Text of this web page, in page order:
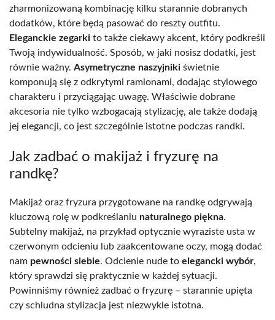
zharmonizowaną kombinację kilku starannie dobranych
dodatków, które będą pasować do reszty outfitu.
Eleganckie zegarki to także ciekawy akcent, który podkreśli
Twoją indywidualność. Sposób, w jaki nosisz dodatki, jest
równie ważny. Asymetryczne naszyjniki świetnie
komponują się z odkrytymi ramionami, dodając stylowego
charakteru i przyciągając uwagę. Właściwie dobrane
akcesoria nie tylko wzbogacają stylizację, ale także dodają
jej elegancji, co jest szczególnie istotne podczas randki.
Jak zadbać o makijaż i fryzurę na
randkę?
Makijaż oraz fryzura przygotowane na randkę odgrywają
kluczową rolę w podkreślaniu naturalnego piękna.
Subtelny makijaż, na przykład optycznie wyraziste usta w
czerwonym odcieniu lub zaakcentowane oczy, mogą dodać
nam pewności siebie. Odcienie nude to elegancki wybór,
który sprawdzi się praktycznie w każdej sytuacji.
Powinniśmy również zadbać o fryzurę – starannie upięta
czy schludna stylizacja jest niezwykle istotna.